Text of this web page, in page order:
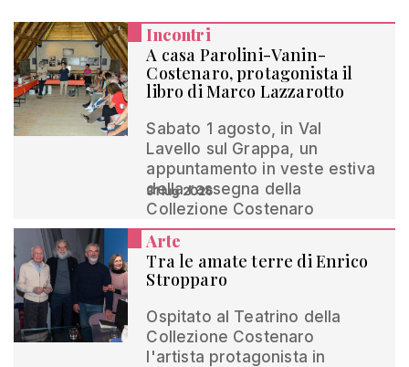
Incontri
A casa Parolini-Vanin-
Costenaro, protagonista il
libro di Marco Lazzarotto
Sabato 1 agosto, in Val
Lavello sul Grappa, un
appuntamento in veste estiva
della rassegna della
Collezione Costenaro
31 lug 2026
Arte
Tra le amate terre di Enrico
Stropparo
Ospitato al Teatrino della
Collezione Costenaro
l'artista protagonista in